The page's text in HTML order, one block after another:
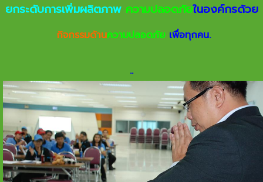
ยกระดับการเพิ่มผลิตภาพความปลอดภัยในองค์กรด้วย
กิจกรรมด้านความปลอดภัย เพื่อทุกคน.
..